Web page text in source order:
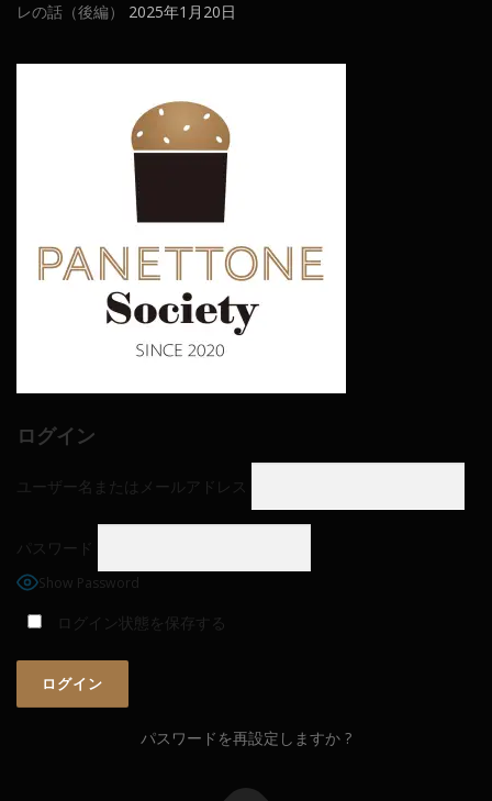
レの話（後編）
2025年1月20日
ログイン
ユーザー名またはメールアドレス
パスワード
Show Password
ログイン状態を保存する
パスワードを再設定しますか ?